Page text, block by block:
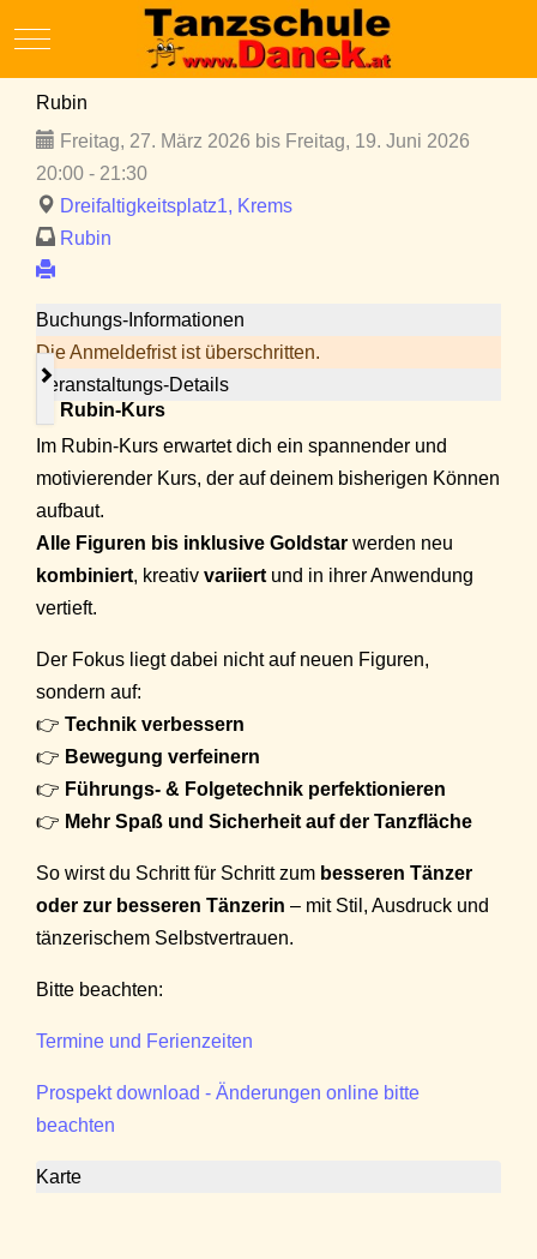
Mobile Menu Toggle
Rubin
Freitag, 27. März 2026 bis Freitag, 19. Juni 2026
20:00 - 21:30
Dreifaltigkeitsplatz1, Krems
Rubin
Buchungs-Informationen
Die Anmeldefrist ist überschritten.
Veranstaltungs-Details
Rubin-Kurs
Im Rubin-Kurs erwartet dich ein spannender und
motivierender Kurs, der auf deinem bisherigen Können
aufbaut.
Alle Figuren bis inklusive Goldstar werden neu
kombiniert, kreativ variiertund in ihrer Anwendung
vertieft.
Der Fokus liegt dabei nicht auf neuen Figuren,
sondern auf:
👉 Technik verbessern
👉 Bewegung verfeinern
👉 Führungs- & Folgetechnik perfektionieren
👉 Mehr Spaß und Sicherheit auf der Tanzfläche
So wirst du Schritt für Schritt zum besseren Tänzer
oder zur besseren Tänzerin – mit Stil, Ausdruck und
tänzerischem Selbstvertrauen.
Bitte beachten:
Termine und Ferienzeiten
Prospekt download - Änderungen online bitte
beachten
Karte